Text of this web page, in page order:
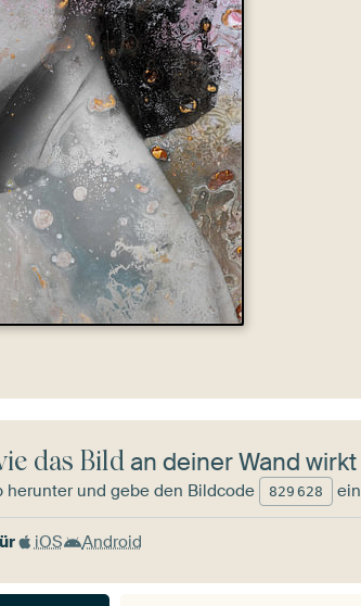
das Bildan deiner Wand wirkt
herunter und gebe den Bildcode 829 628 ein
iOS Android